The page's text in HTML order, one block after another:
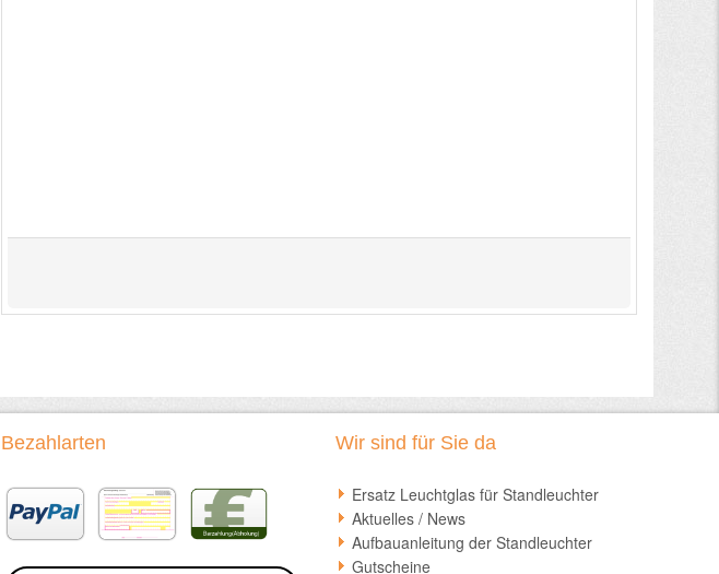
Bezahlarten Wir sind für Sie da
Ersatz Leuchtglas für Standleuchter
Aktuelles / News
Aufbauanleitung der Standleuchter
Gutscheine